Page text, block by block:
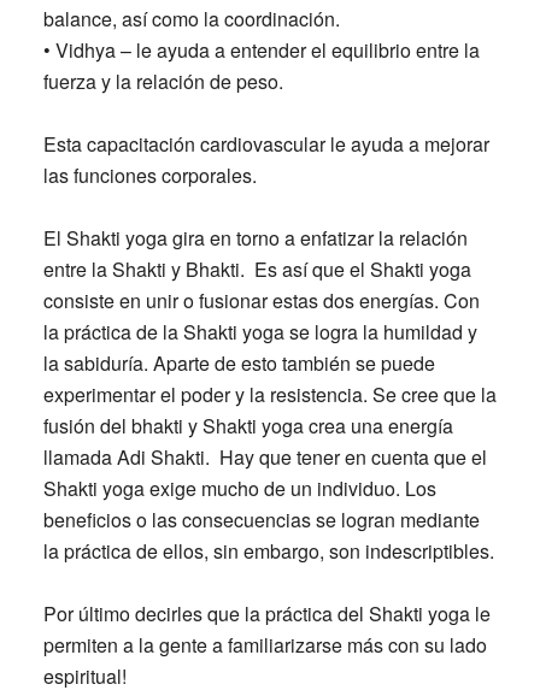
balance, así como la coordinación.
• Vidhya – le ayuda a entender el equilibrio entre la
fuerza y la relación de peso.
Esta capacitación cardiovascular le ayuda a mejorar
las funciones corporales.
El Shakti yoga gira en torno a enfatizar la relación
entre la Shakti y Bhakti. Es así que el Shakti yoga
consiste en unir o fusionar estas dos energías. Con
la práctica de la Shakti yoga se logra la humildad y
la sabiduría. Aparte de esto también se puede
experimentar el poder y la resistencia. Se cree que la
fusión del bhakti y Shakti yoga crea una energía
llamada Adi Shakti. Hay que tener en cuenta que el
Shakti yoga exige mucho de un individuo. Los
beneficios o las consecuencias se logran mediante
la práctica de ellos, sin embargo, son indescriptibles.
Por último decirles que la práctica del Shakti yoga le
permiten a la gente a familiarizarse más con su lado
espiritual!